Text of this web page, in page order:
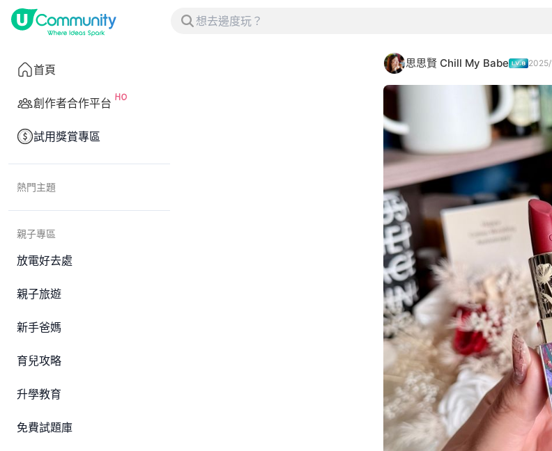
首頁
創作者合作平台
試用獎賞專區
熱門主題
親子專區
放電好去處
親子旅遊
新手爸媽
育兒攻略
升學教育
免費試題庫
思思賢 Chill My Babe